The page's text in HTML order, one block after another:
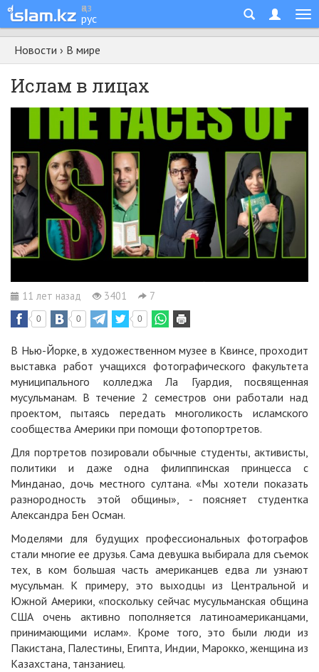
қаз
рус
Новости › В мире
Ислам в лицах
11 лет назад 3401 7
0 0 0
В Нью-Йорке, в художественном музее в Квинсе, проходит
выставка работ учащихся фотографического факультета
муниципального колледжа Ла Гуардия, посвященная
мусульманам. В течение 2 семестров они работали над
проектом, пытаясь передать многоликость исламского
сообщества Америки при помощи фотопортретов.
Для портретов позировали обычные студенты, активисты,
политики и даже одна филиппинская принцесса с
Минданао, дочь местного султана. «Мы хотели показать
разнородность этой общины», - поясняет студентка
Александра Бен Осман.
Моделями для будущих профессиональных фотографов
стали многие ее друзья. Сама девушка выбирала для съемок
тех, в ком большая часть американцев едва ли узнают
мусульман. К примеру, это выходцы из Центральной и
Южной Америки, «поскольку сейчас мусульманская община
США очень активно пополняется латиноамериканцами,
принимающими ислам». Кроме того, это были люди из
Пакистана, Палестины, Египта, Индии, Марокко, женщина из
Казахстана, танзаниец.